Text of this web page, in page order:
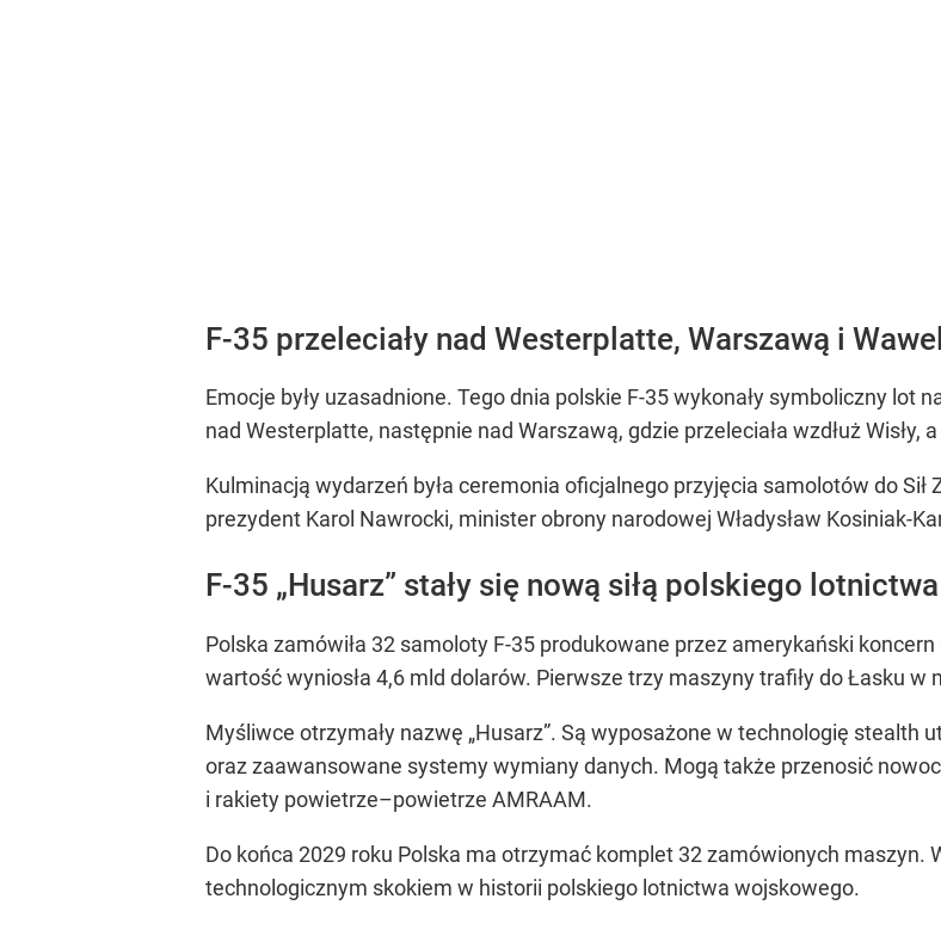
F-35 przeleciały nad Westerplatte, Warszawą i
Emocje były uzasadnione. Tego dnia polskie F-35 wykonały symboliczny
nad Westerplatte, następnie nad Warszawą, gdzie przeleciała wzdłuż Wisły,
Kulminacją wydarzeń była ceremonia oficjalnego przyjęcia samolotów do
prezydent Karol Nawrocki, minister obrony narodowej Władysław Kosiniak-
F-35 „Husarz” stały się nową siłą polskiego lotnictwa
Polska zamówiła 32 samoloty F-35 produkowane przez amerykański
wartość wyniosła 4,6 mld dolarów. Pierwsze trzy maszyny trafiły do Łasku w
Myśliwce otrzymały nazwę „Husarz”. Są wyposażone w technologię stealth
oraz zaawansowane systemy wymiany danych. Mogą także przenosić
i rakiety powietrze–powietrze AMRAAM.
Do końca 2029 roku Polska ma otrzymać komplet 32 zamówionych maszyn.
technologicznym skokiem w historii polskiego lotnictwa wojskowego.